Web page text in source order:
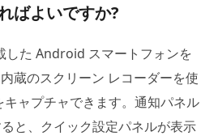
ばよいですか?
た Android スマートフォンを
蔵のスクリーン レコーダーを使
ャプチャできます。通知パネル
と、クイック設定パネルが表示